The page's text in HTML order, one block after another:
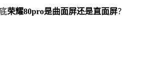
荣耀80pro是曲面屏还是直面屏？